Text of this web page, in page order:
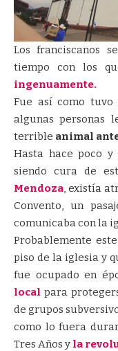
Los franciscanos
tiempo con los
ingenuamente.
Fue así como
algunas personas
terrible animal
Hasta hace poco y
siendo cura de
Mendoza, existía
Convento, un
comunicaba con la
Probablemente
piso de la iglesia y
fue ocupado en
local para
de grupos
como lo fuera
Tres Años y la